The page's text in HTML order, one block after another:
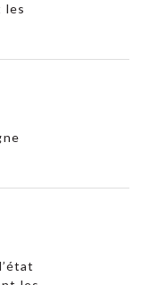
les